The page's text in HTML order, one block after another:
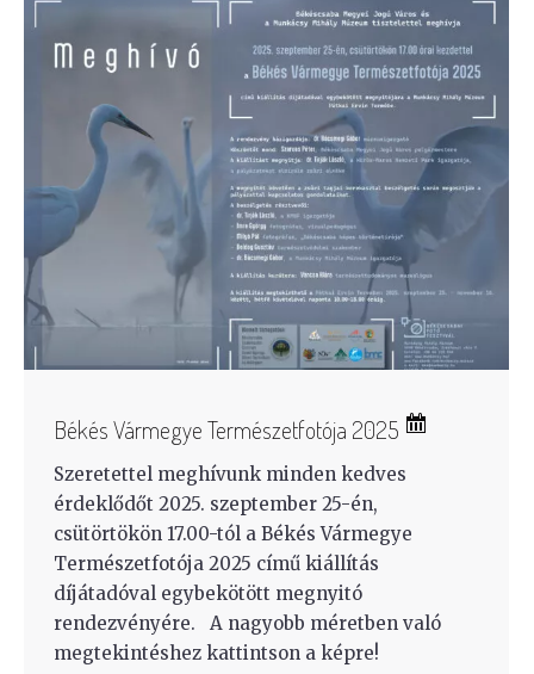
Békés Vármegye Természetfotója 2025
Szeretettel meghívunk minden kedves
érdeklődőt 2025. szeptember 25-én,
csütörtökön 17.00-tól a Békés Vármegye
Természetfotója 2025 című kiállítás
díjátadóval egybekötött megnyitó
rendezvényére. A nagyobb méretben való
megtekintéshez kattintson a képre!